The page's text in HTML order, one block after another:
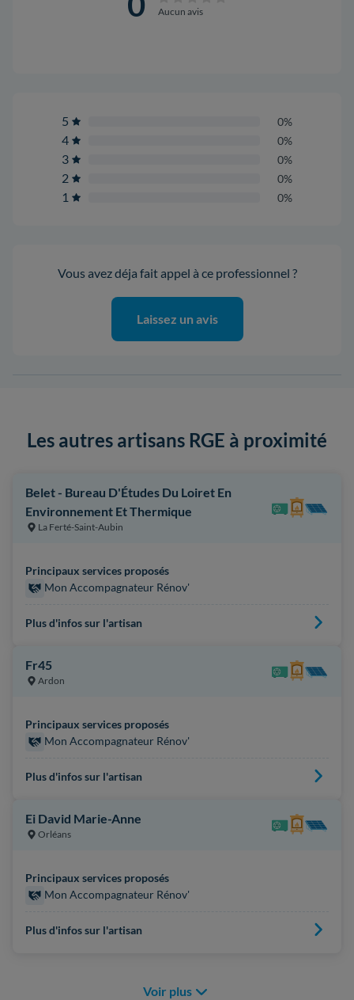
Aucun avis
5 0%
4 0%
3 0%
2 0%
1 0%
Vous avez déja fait appel à ce professionnel ?
Laissez un avis
Les autres artisans RGE à proximité
Belet - Bureau D'Études Du Loiret En
Environnement Et Thermique
La Ferté-Saint-Aubin
Principaux services proposés
Mon Accompagnateur Rénov'
Plus d'infos sur l'artisan
Fr45
Ardon
Principaux services proposés
Mon Accompagnateur Rénov'
Plus d'infos sur l'artisan
Ei David Marie-Anne
Orléans
Principaux services proposés
Mon Accompagnateur Rénov'
Plus d'infos sur l'artisan
Voir plus